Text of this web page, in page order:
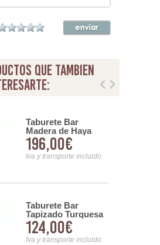
que tambien
Taburete Bar
Madera de Haya
Tapizado Completo
Serie Vary
196,00€
Iva y transporte incluido
Taburete Bar
Tapizado Turquesa
Patas Metal Serie
Maui
124,00€
Iva y transporte incluido